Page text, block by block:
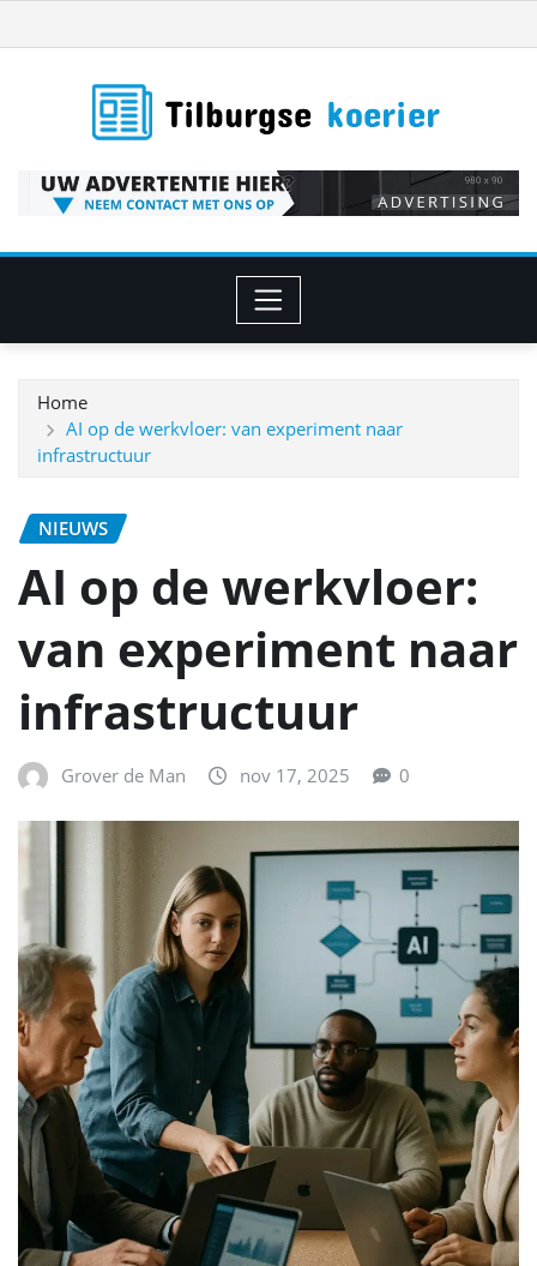
naar
Home
AI op de werkvloer: van experiment naar
infrastructuur
NIEUWS
AI op de werkvloer:
van experiment naar
infrastructuur
Grover de Man nov 17, 2025 0